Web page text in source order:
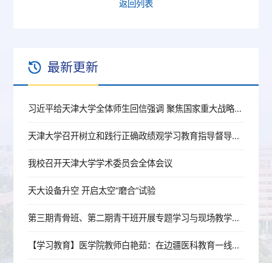
返回列表
最新更新
习近平给天津大学全体师生回信强调 聚焦国家重大战略需求提高人才培养质量 更好服务经济社会发展
天津大学召开树立和践行正确政绩观学习教育指导督导工作推进会
我校召开天津大学学术委员会全体会议
天大设备升空 开启太空“磨合”试验
第三期青骨班、第二期青干班开展专题学习与现场教学活动
【学习教育】医学院教师白艳茹：在边疆医科教育一线践行育人初心